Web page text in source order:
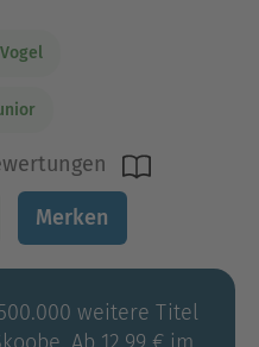
Merken
weitere Titel